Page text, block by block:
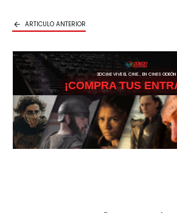
ARTICULO ANTERIOR
3DCINE VIVE EL CINE… EN CINES ODEÓN
¡COMPRA TUS